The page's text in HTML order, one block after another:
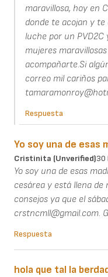
maravillosa, hoy en
donde te acojan y
luche por un
mujeres
acompañarte.Si
correo mil cariños
Respuesta
Yo soy una de esas
Cristinita (unverified)30
Yo soy una de esas
cesárea y está llena de
consejos ya que el
crstncmll@gmail.com.
Respuesta
hola que tal la